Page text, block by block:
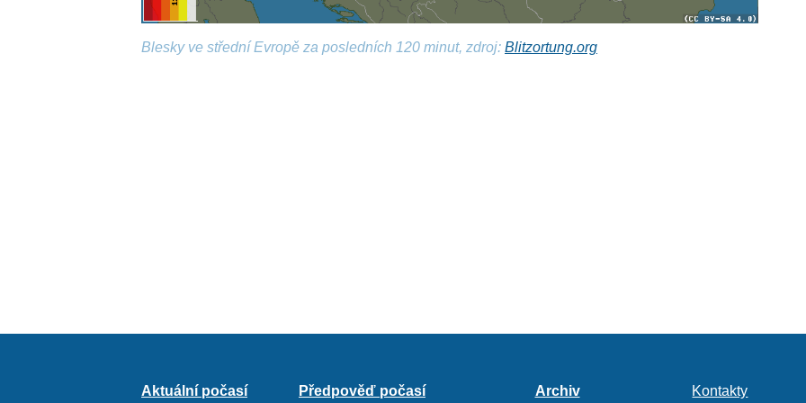
Blesky ve střední Evropě za posledních 120 minut, zdroj:Blitzortung.org
Aktuální počasí Předpověď počasí Archiv Kontakty